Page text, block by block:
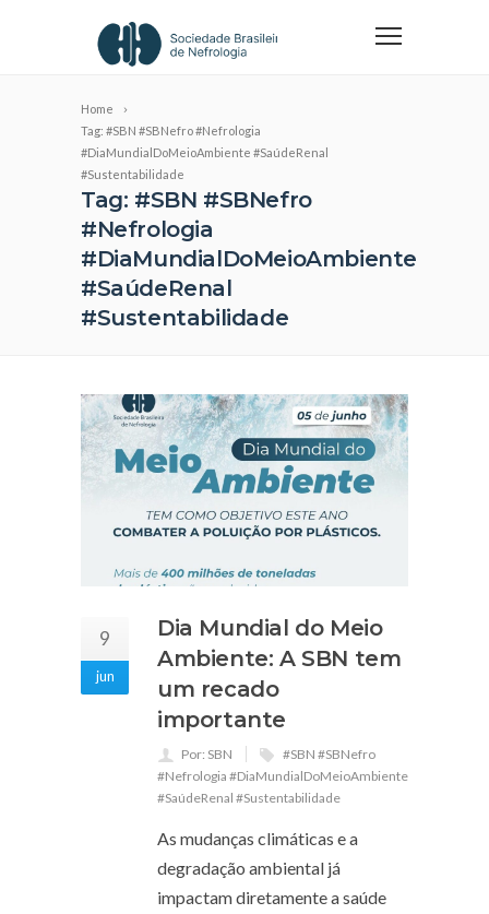
Home
Tag: #SBN #SBNefro #Nefrologia
#DiaMundialDoMeioAmbiente #SaúdeRenal
#Sustentabilidade
Tag: #SBN #SBNefro
#Nefrologia
#DiaMundialDoMeioAmbiente
#SaúdeRenal
#Sustentabilidade
9
jun
Dia Mundial do Meio
Ambiente: A SBN tem
um recado
importante
Por: SBN
#SBN #SBNefro
#Nefrologia #DiaMundialDoMeioAmbiente
#SaúdeRenal #Sustentabilidade
As mudanças climáticas e a
degradação ambiental já
impactam diretamente a saúde